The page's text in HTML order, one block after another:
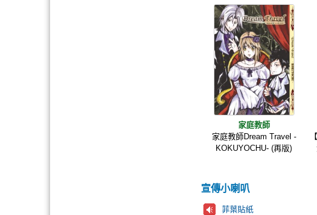
家庭教師
家庭教師Dream Travel -
KOKUYOCHU- (再版)
宣傳小喇叭
菲葉貼紙